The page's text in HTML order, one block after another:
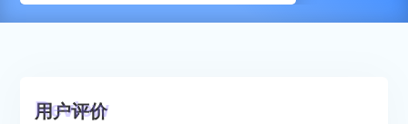
用户评价